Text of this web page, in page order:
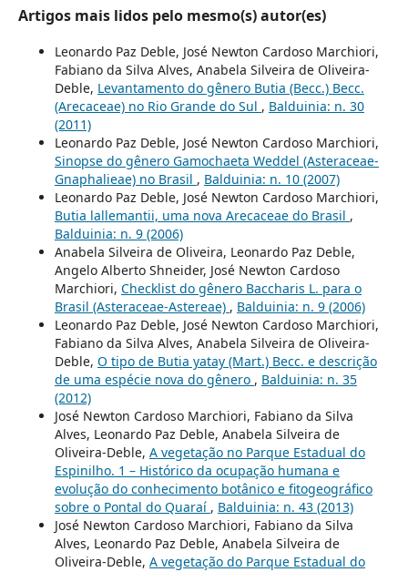
Artigos mais lidos pelo mesmo(s) autor(es)
Leonardo Paz Deble, José Newton Cardoso Marchiori,
Fabiano da Silva Alves, Anabela Silveira de Oliveira-
Deble, Levantamento do gênero Butia (Becc.) Becc.
(Arecaceae) no Rio Grande do Sul , Balduinia: n. 30
(2011)
Leonardo Paz Deble, José Newton Cardoso Marchiori,
Sinopse do gênero Gamochaeta Weddel (Asteraceae-
Gnaphalieae) no Brasil , Balduinia: n. 10 (2007)
Leonardo Paz Deble, José Newton Cardoso Marchiori,
Butia lallemantii, uma nova Arecaceae do Brasil ,
Balduinia: n. 9 (2006)
Anabela Silveira de Oliveira, Leonardo Paz Deble,
Angelo Alberto Shneider, José Newton Cardoso
Marchiori, Checklist do gênero Baccharis L. para o
Brasil (Asteraceae-Astereae) , Balduinia: n. 9 (2006)
Leonardo Paz Deble, José Newton Cardoso Marchiori,
Fabiano da Silva Alves, Anabela Silveira de Oliveira-
Deble, O tipo de Butia yatay (Mart.) Becc. e descrição
de uma espécie nova do gênero , Balduinia: n. 35
(2012)
José Newton Cardoso Marchiori, Fabiano da Silva
Alves, Leonardo Paz Deble, Anabela Silveira de
Oliveira-Deble, A vegetação no Parque Estadual do
Espinilho. 1 – Histórico da ocupação humana e
evolução do conhecimento botânico e fitogeográfico
sobre o Pontal do Quaraí , Balduinia: n. 43 (2013)
José Newton Cardoso Marchiori, Fabiano da Silva
Alves, Leonardo Paz Deble, Anabela Silveira de
Oliveira-Deble, A vegetação do Parque Estadual do